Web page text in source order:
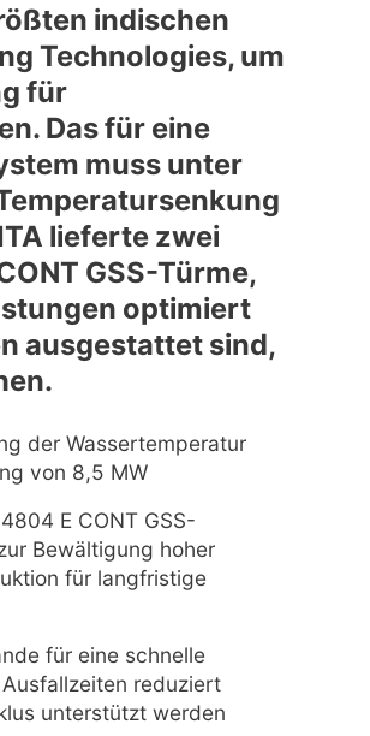
indischen
Technologies, um
für
Das für eine
muss unter
lieferte zwei
GSS-Türme,
optimiert
ausgestattet sind,
der Wassertemperatur
von 8,5 MW
E CONT GSS-
Bewältigung hoher
für langfristige
für eine schnelle
reduziert
unterstützt werden